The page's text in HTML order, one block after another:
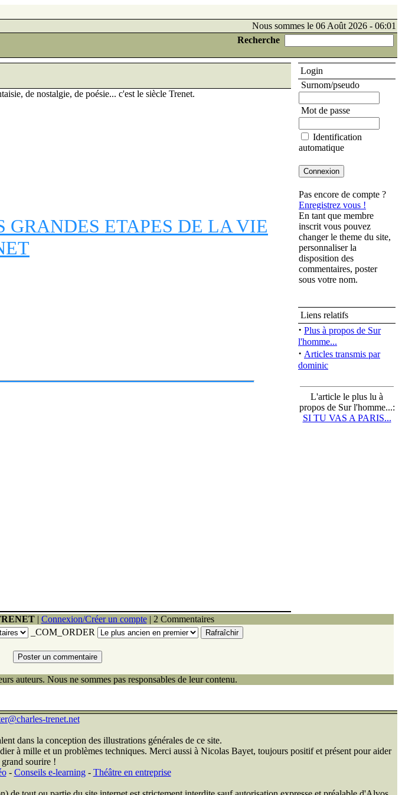
Nous sommes le 06 Août 2026 - 06:01
Recherche
de nostalgie, de poésie... c'est le siècle Trenet.
GRANDES ETAPES DE LA VIE
Login
Surnom/pseudo
Mot de passe
Identification
automatique
Pas encore de compte ?
Enregistrez vous !
En tant que membre
inscrit vous pouvez
changer le theme du site,
personnaliser la
disposition des
commentaires, poster
sous votre nom.
Liens relatifs
· Plus à propos de Sur
l'homme...
· Articles transmis par
dominic
L'article le plus lu à
propos de Sur l'homme...:
SI TU VAS A PARIS...
| Connexion/Créer un compte| 2 Commentaires
_COM_ORDER
auteurs. Nous ne sommes pas responsables de leur contenu.
trenet.net
dans la conception des illustrations générales de ce site.
à mille et un problèmes techniques. Merci aussi à Nicolas Bayet, toujours positif et présent pour aider
sourire !
- Conseils e-learning- Théâtre en entreprise